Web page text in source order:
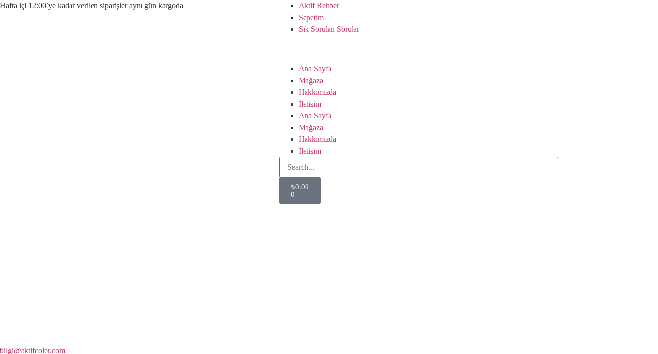
Hafta içi 12:00’ye kadar verilen siparişler aynı gün kargoda
Aktif Rehber
Sepetim
Sık Sorulan Sorular
bilgi@aktifcolor.com
Ana Sayfa
Mağaza
Hakkımızda
İletişim
Ana Sayfa
Mağaza
Hakkımızda
İletişim
₺0.00
0